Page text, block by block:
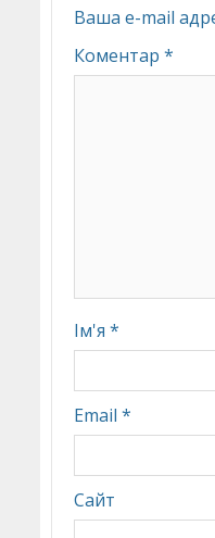
Ваша e-mail
Коментар *
Ім'я *
Email *
Сайт